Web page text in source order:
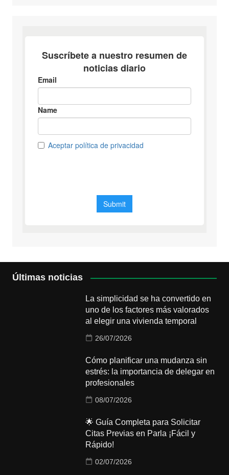
Últimas noticias
La simplicidad se ha convertido en
uno de los factores más valorados
al elegir una vivienda temporal
26/07/2026
Cómo planificar una mudanza sin
estrés: la importancia de delegar en
profesionales
08/07/2026
🌟 Guía Completa para Solicitar
Citas Previas en Parla ¡Fácil y
Rápido!
02/07/2026